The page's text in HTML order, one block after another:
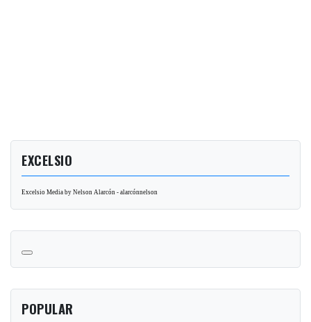
EXCELSIO
Excelsio Media by Nelson Alarcón - alarcónnelson
POPULAR